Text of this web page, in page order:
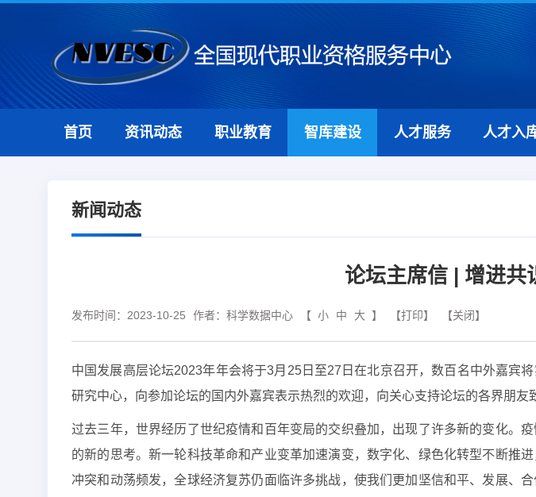
首页 资讯动态 职业教育 智库建设 人才服务 人才入
新闻动态
论坛主席信 | 增进共
发布时间：2023-10-25 作者：科学数据中心 【 小 中 大 】 【打印】 【关闭】
中国发展高层论坛2023年年会将于3月25日至27日在北京召开，数百名中外嘉宾
研究中心，向参加论坛的国内外嘉宾表示热烈的欢迎，向关心支持论坛的各界朋友
过去三年，世界经历了世纪疫情和百年变局的交织叠加，出现了许多新的变化。
的新的思考。新一轮科技革命和产业变革加速演变，数字化、绿色化转型不断推
冲突和动荡频发，全球经济复苏仍面临许多挑战，使我们更加坚信和平、发展、